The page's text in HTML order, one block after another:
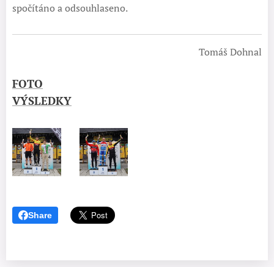
spočítáno a odsouhlaseno.
Tomáš Dohnal
FOTO
VÝSLEDKY
Share